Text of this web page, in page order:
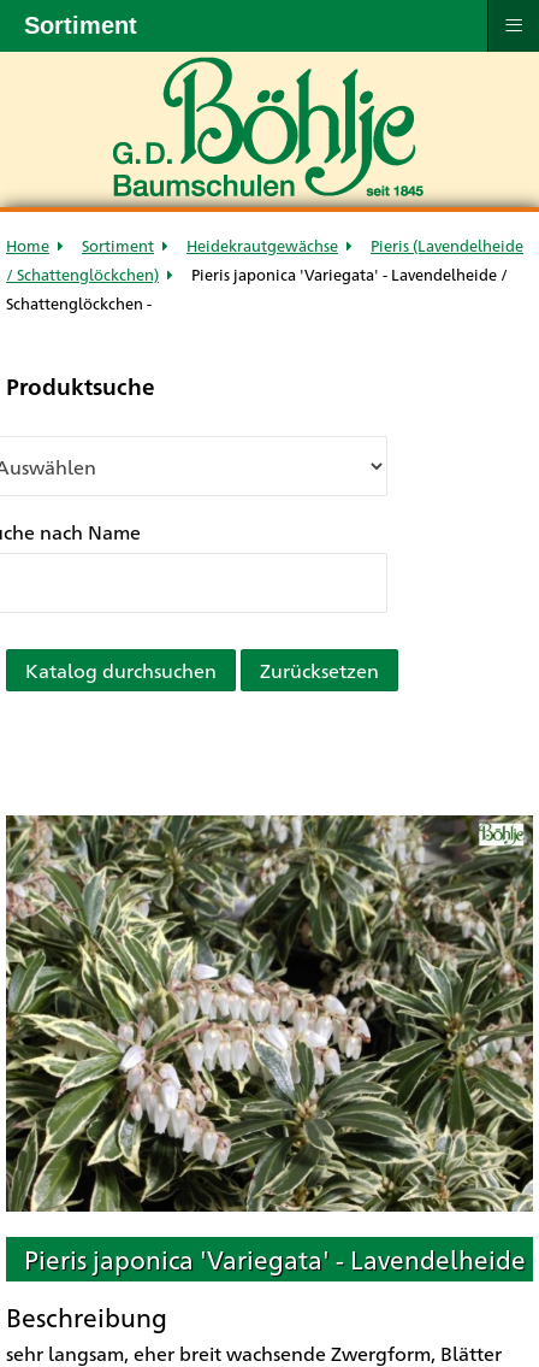
Home Sortiment Heidekrautgewächse
Pieris (Lavendelheide
/ Schattenglöckchen)
Pieris japonica 'Variegata' - Lavendelheide /
Schattenglöckchen -
Produktsuche
nach Name
Katalog durchsuchen Zurücksetzen
Pieris japonica 'Variegata' - Lavendelheide
Beschreibung
sehr langsam, eher breit wachsende Zwergform, Blätter
Sortiment ≡